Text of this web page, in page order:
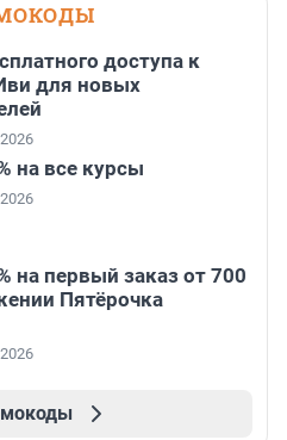
доступа к
для новых
на все курсы
на первый заказ от 700
Пятёрочка